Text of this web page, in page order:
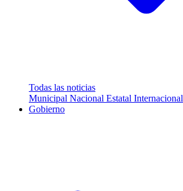
Todas las noticias
Municipal Nacional Estatal Internacional
Gobierno